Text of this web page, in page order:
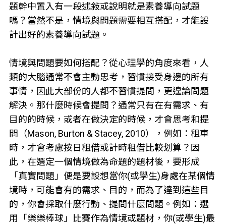
題幹中置入有一段述敍或說明就是素養導向試題
嗎？當然不是，情境與問題需要相互搭配，才能設
計出好的素養導向試題。
情境與問題要如何搭配？從心理學的角度來看，人
類的大腦通常不會主動思考，習慣接受身邊的所有
事情，因此大部份的人都不習慣提問，更遑論問題
解決。那什麼時候會提問？通常只有在有需求、有
目的的時候，或者在做決定的時候，才會思考和提
問（Mason, Burton & Stacey, 2010），例如：租車
時，才會考慮按日租借或計時租借比較划算？因
此，在選定一個情境做為命題的題材後，要形成
「真實問題」便是要設想當你(或學生)身處在某個情
境時，可能會有的需求、目的，而為了達到這些目
的，你會採取什麼行動、提問什麼問題。例如：選
用「樂樂棒球」比賽作為情境或題材，你(或學生)最